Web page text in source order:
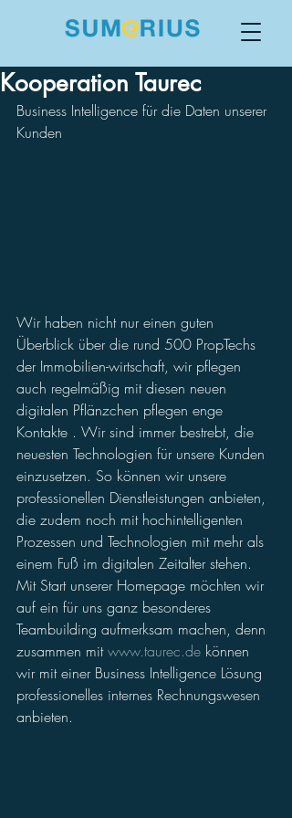
Kooperation Taurec
Business Intelligence für die Daten unserer
Kunden
Wir haben nicht nur einen guten
Überblick über die rund 500 PropTechs
der Immobilien-wirtschaft, wir pflegen
auch regelmäßig mit diesen neuen
digitalen Pflänzchen pflegen enge
Kontakte . Wir sind immer bestrebt, die
neuesten Technologien für unsere Kunden
einzusetzen. So können wir unsere
professionellen Dienstleistungen anbieten,
die zudem noch mit hochintelligenten
Prozessen und Technologien mit mehr als
einem Fuß im digitalen Zeitalter stehen.
Mit Start unserer Homepage möchten wir
auf ein für uns ganz besonderes
Teambuilding aufmerksam machen, denn
zusammen mit www.taurec.de können
wir mit einer Business Intelligence Lösung
professionelles internes Rechnungswesen
anbieten.